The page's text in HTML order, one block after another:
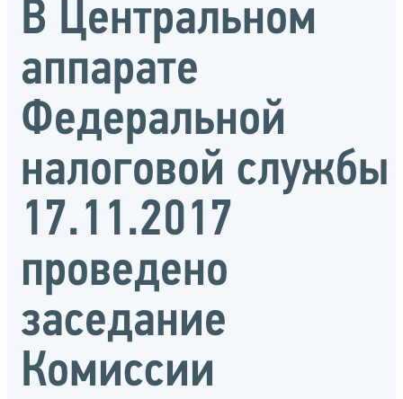
В Центральном
аппарате
Федеральной
налоговой службы
17.11.2017
проведено
заседание
Комиссии